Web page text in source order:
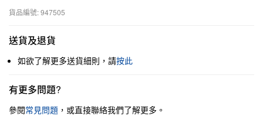
貨品編號: 947505
送貨及退貨
如欲了解更多送貨細則，請按此
有更多問題?
參閱常見問題 ，或直接聯絡我們了解更多。